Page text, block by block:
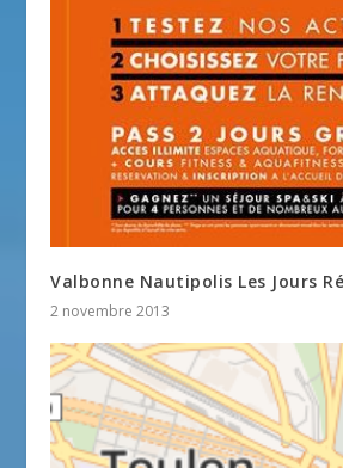
Valbonne Nautipolis Les Jours
2 novembre 2013